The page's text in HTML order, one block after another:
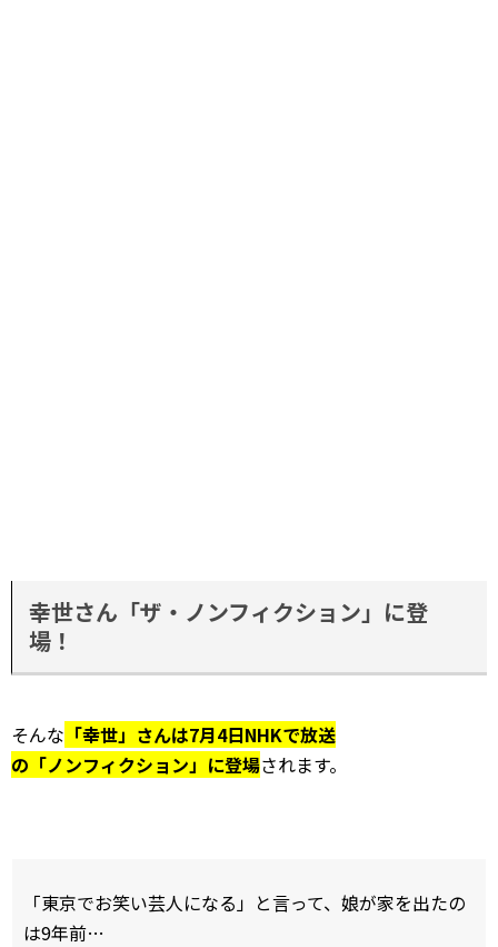
幸世さん「ザ・ノンフィクション」に登
場！
そんな 「幸世」さんは7月4日NHKで放送
の「ノンフィクション」に登場されます。
「東京でお笑い芸人になる」と言って、娘が家を出たの
は9年前…